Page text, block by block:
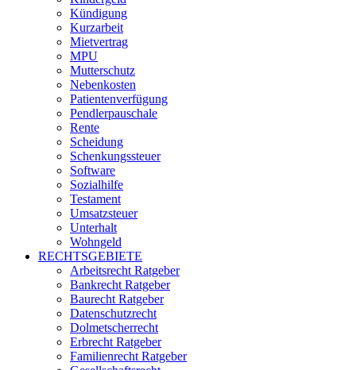
Kündigung
Kurzarbeit
Mietvertrag
MPU
Mutterschutz
Nebenkosten
Patientenverfügung
Pendlerpauschale
Rente
Scheidung
Schenkungssteuer
Software
Sozialhilfe
Testament
Umsatzsteuer
Unterhalt
Wohngeld
RECHTSGEBIETE
Arbeitsrecht Ratgeber
Bankrecht Ratgeber
Baurecht Ratgeber
Datenschutzrecht
Dolmetscherrecht
Erbrecht Ratgeber
Familienrecht Ratgeber